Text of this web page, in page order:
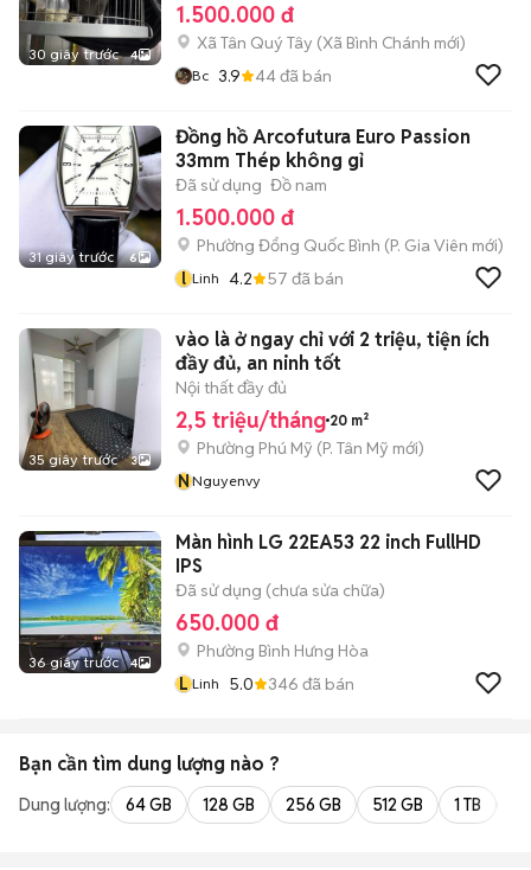
30 giây trước 4
1.500.000 đ
Xã Tân Quý Tây (Xã Bình Chánh mới)
Bc 3.9 44đã bán
31 giây trước 6
Đồng hồ Arcofutura Euro Passion
33mm Thép không gỉ
Đã sử dụng Đồ nam
1.500.000 đ
Phường Đổng Quốc Bình (P. Gia Viên mới)
l Linh 4.2 57 đã bán
35 giây trước 3
vào là ở ngay chỉ với 2 triệu, tiện ích
đầy đủ, an ninh tốt
Nội thất đầy đủ
2,5 triệu/tháng 20 m²
Phường Phú Mỹ (P. Tân Mỹ mới)
NNguyenvy
36 giây trước 4
Màn hình LG 22EA53 22 inch FullHD
IPS
Đã sử dụng (chưa sửa chữa)
650.000 đ
Phường Bình Hưng Hòa
L Linh 5.0 346 đã bán
Bạn cần tìm dung lượng nào ?
Dung lượng: 64 GB 128 GB 256 GB 512 GB 1 TB